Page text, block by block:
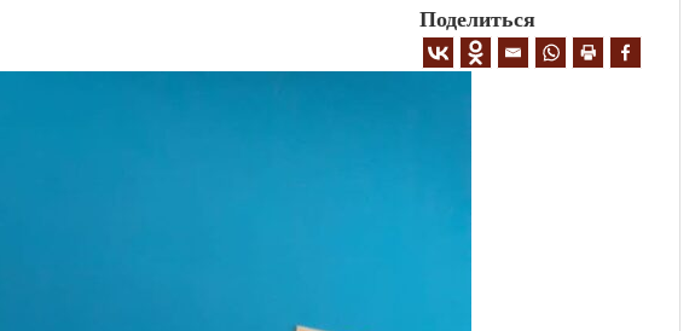
Поделиться